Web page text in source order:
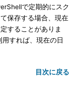
で定期的にスク
保存する場合、現在
することがありま
すれば、現在の日
目次に戻る